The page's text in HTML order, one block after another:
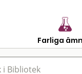
Farliga